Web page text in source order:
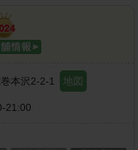
本沢2-2-1 地図
21:00